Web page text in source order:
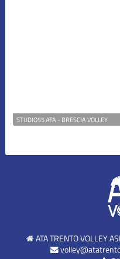
STUDIO55 ATA - BRESCIA VOLLEY
ATA TRENTO VOLLEY